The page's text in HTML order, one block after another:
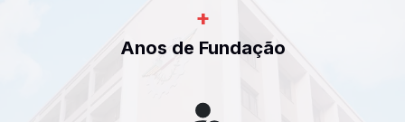
+
Anos de Fundação